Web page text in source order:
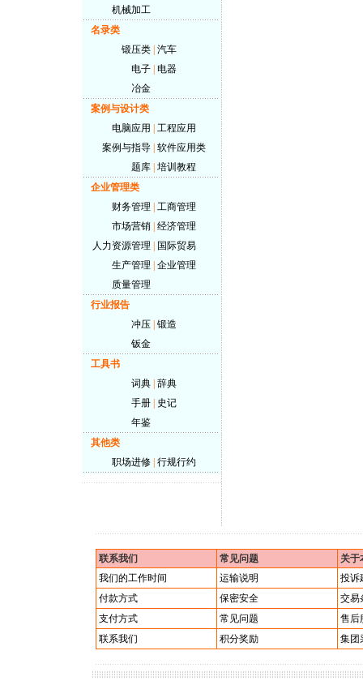
机械加工
名录类
锻压类 汽车
电子 电器
冶金
案例与设计类
电脑应用
工程应用
案例与指导 软件应用类
题库 培训教程
企业管理类
财务管理
工商管理
市场营销 经济管理
人力资源管理
国际贸易
生产管理
企业管理
质量管理
行业报告
冲压 锻造
钣金
工具书
词典 辞典
手册
史记
年鉴
其他类
职场进修 行规行约
联系我们 常见问题
关于
我们的工作时间
运输说明
投诉
付款方式
保密安全
交易
支付方式
常见问题
售后
联系我们
积分奖励 集团